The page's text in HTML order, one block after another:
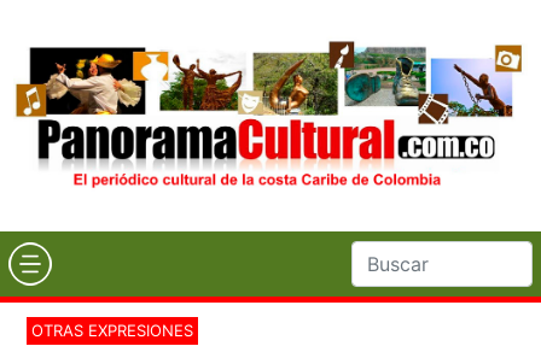
OTRAS EXPRESIONES